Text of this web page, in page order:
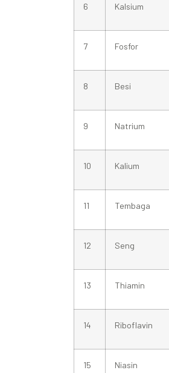
6 Kalsium
7 Fosfor
8 Besi
9 Natrium
10 Kalium
11 Tembaga
12 Seng
13 Thiamin
14 Riboflavin
15 Niasin